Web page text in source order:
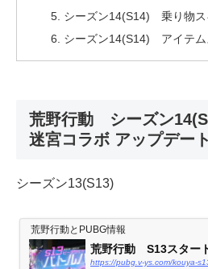
シーズン14(S14) 乗り物ス
シーズン14(S14) アイテム
荒野行動 シーズン
迷宮コラボ アップデー
シーズン13(S13)
荒野行動とPUBG情報
荒野行動 S13スター
https://pubg.v-ys.com/kouya-